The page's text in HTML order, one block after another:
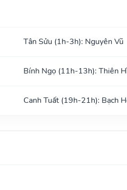
Tân Sửu (1h-3h): Nguyên Vũ
Bính Ngọ (11h-13h): Thiên
Canh Tuất (19h-21h): Bạch